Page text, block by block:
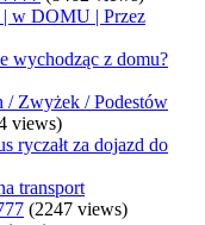
w DOMU | Przez
wychodząc z domu?
/ Zwyżek / Podestów
views)
ryczałt za dojazd do
transport
(2247 views)